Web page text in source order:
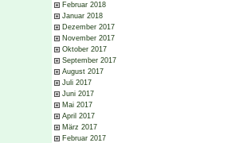
Februar 2018
Januar 2018
Dezember 2017
November 2017
Oktober 2017
September 2017
August 2017
Juli 2017
Juni 2017
Mai 2017
April 2017
März 2017
Februar 2017